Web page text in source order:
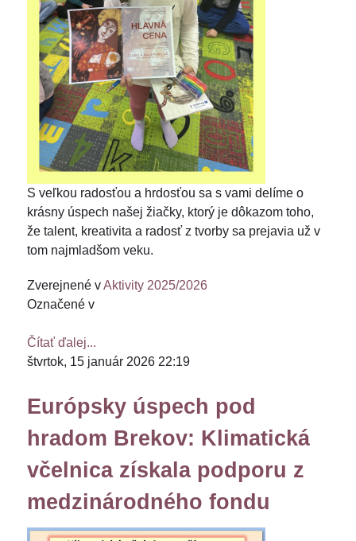
S veľkou radosťou a hrdosťou sa s vami delíme o
krásny úspech našej žiačky, ktorý je dôkazom toho,
že talent, kreativita a radosť z tvorby sa prejavia už v
tom najmladšom veku.
Zverejnené vAktivity 2025/2026
Označené v
Čítať ďalej...
štvrtok, 15 január 2026 22:19
Európsky úspech pod
hradom Brekov: Klimatická
včelnica získala podporu z
medzinárodného fondu